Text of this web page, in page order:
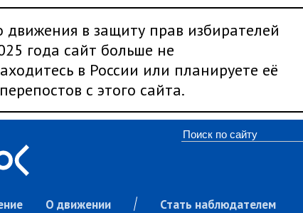
движения в защиту прав избирателей
года сайт больше не
в России или планируете её
с этого сайта.
О движении Стать наблюдателем